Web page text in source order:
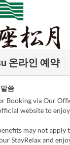
온라인 예약
씀
Booking via Our
website to
may not apply
StayRelax and